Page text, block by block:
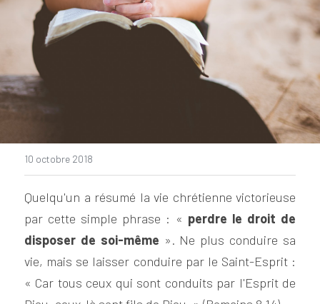
10 octobre 2018
Quelqu'un a résumé la vie chrétienne victorieuse
par cette simple phrase : « perdre le droit de
disposer de soi-même ». Ne plus conduire sa
vie, mais se laisser conduire par le Saint-Esprit :
« Car tous ceux qui sont conduits par l'Esprit de